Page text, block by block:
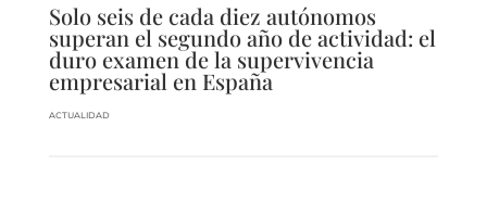
Solo seis de cada diez autónomos
superan el segundo año de actividad: el
duro examen de la supervivencia
empresarial en España
ACTUALIDAD